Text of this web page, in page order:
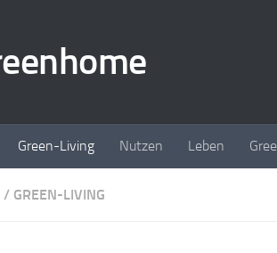
Green-Living Nutzen Leben
/ GREEN-LIVING